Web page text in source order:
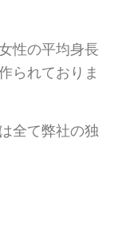
性の平均身長
られておりま
全て弊社の独